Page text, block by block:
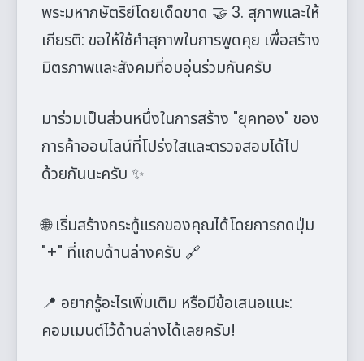
พระมหากษัตริย์โดยเด็ดขาด 🤝 3. สุภาพและให้
เกียรติ: ขอให้ใช้คำสุภาพในการพูดคุย เพื่อสร้าง
มิตรภาพและสังคมที่อบอุ่นร่วมกันครับ
มาร่วมเป็นส่วนหนึ่งในการสร้าง "ยุคทอง" ของ
การค้าออนไลน์ที่โปร่งใสและตรวจสอบได้ไป
ด้วยกันนะครับ ✨
🌐 เริ่มสร้างกระทู้แรกของคุณได้โดยการกดปุ่ม
"+" ที่แถบด้านล่างครับ 🔗
📍 อยากรู้อะไรเพิ่มเติม หรือมีข้อเสนอแนะ:
คอมเมนต์ไว้ด้านล่างได้เลยครับ!